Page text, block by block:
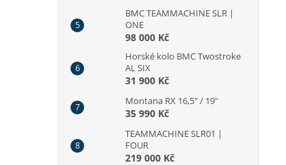
BMC TEAMMACHINE SLR |
ONE
98 000 Kč
Horské kolo BMC Twostroke
AL SIX
31 900 Kč
Montana RX 16,5" / 19"
35 990 Kč
TEAMMACHINE SLR01 |
FOUR
219 000 Kč